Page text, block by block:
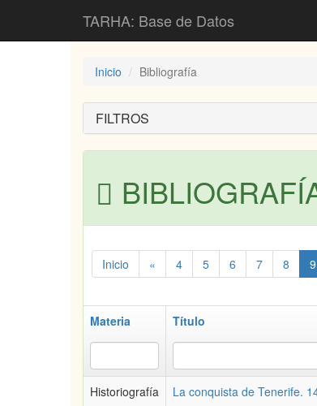
TARHA: Base de Datos
Inicio Bibliografía
FILTROS
Inicio « 4 5 6 7 8 9
Materia Título
Historiografía La conquista de Tenerife.